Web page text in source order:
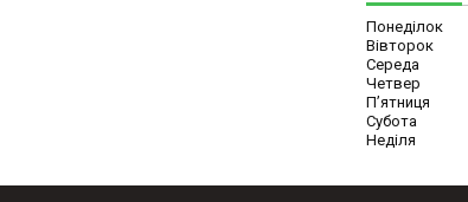
Понеділок
Вівторок
Середа
Четвер
Пʼятниця
Субота
Неділя